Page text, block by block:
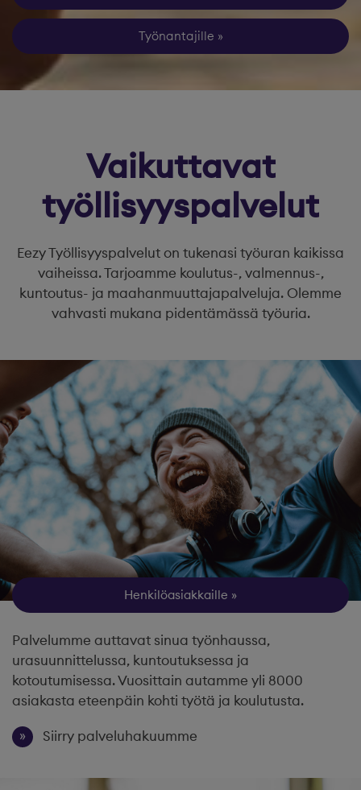
Työnantajille
Vaikuttavat
työllisyyspalvelut
Eezy Työllisyyspalvelut on tukenasi työuran kaikissa
vaiheissa. Tarjoamme koulutus-, valmennus-,
kuntoutus- ja maahanmuuttajapalveluja. Olemme
vahvasti mukana pidentämässä työuria.
Henkilöasiakkaille
Siirry palveluhakuumme
Palvelumme auttavat sinua työnhaussa,
urasuunnittelussa, kuntoutuksessa ja
kotoutumisessa. Vuosittain autamme yli 8000
asiakasta eteenpäin kohti työtä ja koulutusta.